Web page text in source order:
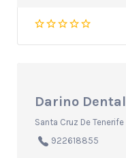
Darino Dental
Santa Cruz De Tenerife
922618855